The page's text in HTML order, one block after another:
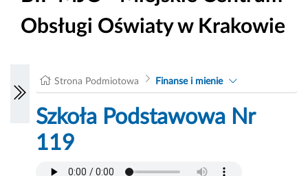
Obsługi Oświaty w Krakowie
Strona Podmiotowa Finanse i mienie
Szkoła Podstawowa Nr
119